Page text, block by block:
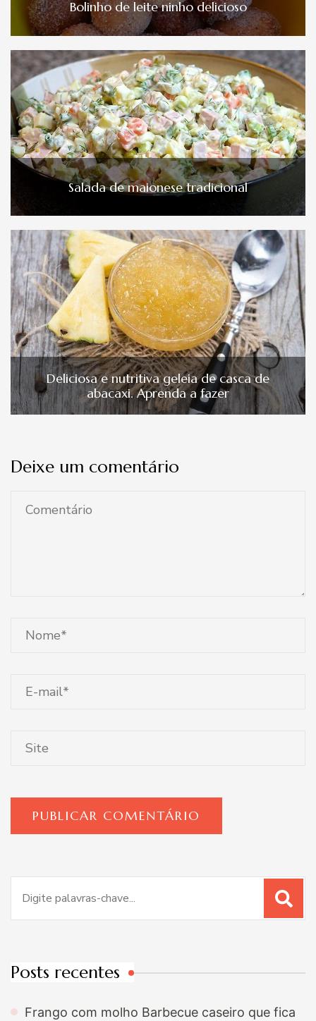
Bolinho de leite ninho delicioso
Salada de maionese tradicional
Deliciosa e nutritiva geleia de casca de
abacaxi. Aprenda a fazer
Deixe um comentário
por:
Posts recentes
Frango com molho Barbecue caseiro que fica